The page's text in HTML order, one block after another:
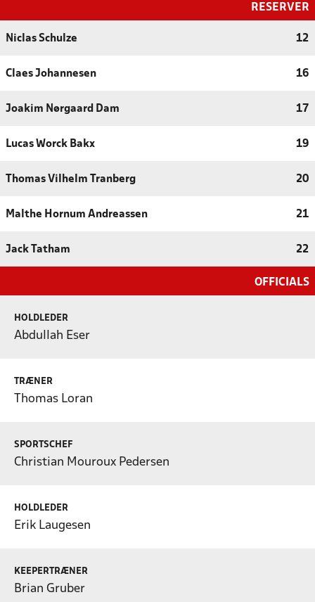
RESERVER
Niclas Schulze 12
Claes Johannesen 16
Joakim Nørgaard Dam 17
Lucas Worck Bakx 19
Thomas Vilhelm Tranberg 20
Malthe Hornum Andreassen 21
Jack Tatham 22
OFFICIALS
HOLDLEDER
Abdullah Eser
TRÆNER
Thomas Loran
SPORTSCHEF
Christian Mouroux Pedersen
HOLDLEDER
Erik Laugesen
KEEPERTRÆNER
Brian Gruber